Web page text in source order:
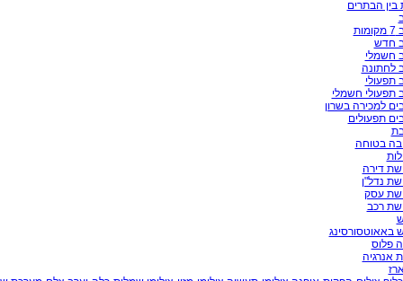
בין הבתרים
חדש
חשמלי
לחתונה
תפעולי
תפעולי חשמלי
למכירה בשרון
תפעולים
בטוחה
דירה
נדל"ן
עסק
רכב
באאוטסורסינג
פלוס
אנרגיה